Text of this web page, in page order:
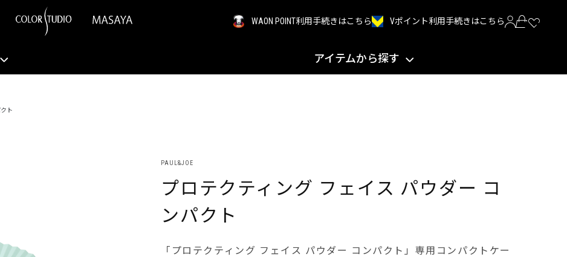
WAON POINT利用手続きはこちら Vポイント利用手続きはこちら
アイテムから探す
ト
PAUL&JOE
プロテクティング フェイス パウダー コ
ンパクト
「プロテクティング フェイス パウダー コンパクト」専用コンパクトケー